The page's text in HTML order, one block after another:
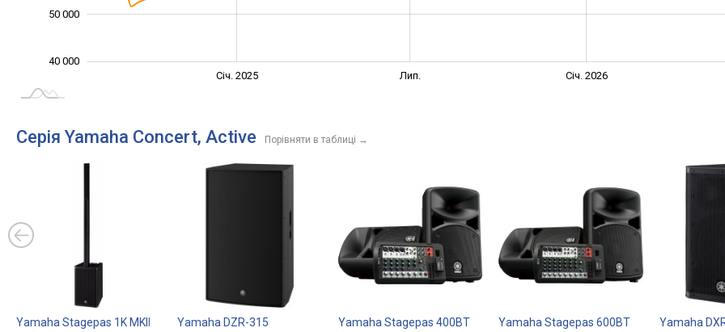
40 000
50 000
Січ. 2025 Лип. Січ. 2026
Серія Yamaha Concert, Active Порівняти в таблиці →
Yamaha Stagepas 1K MKII Yamaha DZR-315 Yamaha Stagepas 400BT Yamaha Stagepas 600BT Yamaha